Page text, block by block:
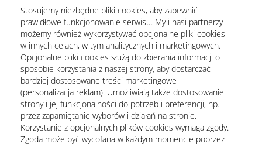
Dla pacjenta
Portal Pacjenta LUX MED
Przygotowanie do badań
Częste pytania
Kontakt
E-mail sprzedaz_ind@luxmed.pl
Stosujemy niezbędne pliki cookies, aby zapewnić
prawidłowe funkcjonowanie serwisu. My i nasi partnerzy
możemy również wykorzystywać opcjonalne pliki cookies
w innych celach, w tym analitycznych i marketingowych.
Opcjonalne pliki cookies służą do zbierania informacji o
sposobie korzystania z naszej strony, aby dostarczać
bardziej dostosowane treści marketingowe
(personalizacja reklam). Umożliwiają także dostosowanie
strony i jej funkcjonalności do potrzeb i preferencji, np.
przez zapamiętanie wyborów i działań na stronie.
Korzystanie z opcjonalnych plików cookies wymaga zgody.
Zgoda może być wycofana w każdym momencie poprzez